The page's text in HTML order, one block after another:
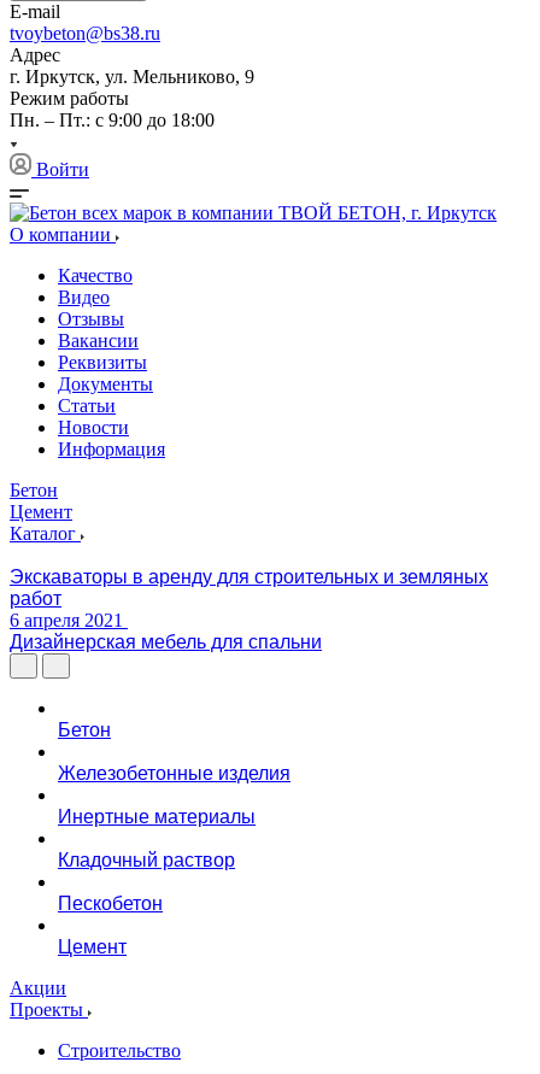
E-mail
tvoybeton@bs38.ru
Адрес
г. Иркутск, ул. Мельниково, 9
Режим работы
Пн. – Пт.: с 9:00 до 18:00
Войти
О компании
Качество
Видео
Отзывы
Вакансии
Реквизиты
Документы
Статьи
Новости
Информация
Бетон
Цемент
Каталог
Экскаваторы в аренду для строительных и земляных
работ
6 апреля 2021
Дизайнерская мебель для спальни
Бетон
Железобетонные изделия
Инертные материалы
Кладочный раствор
Пескобетон
Цемент
Акции
Проекты
Строительство